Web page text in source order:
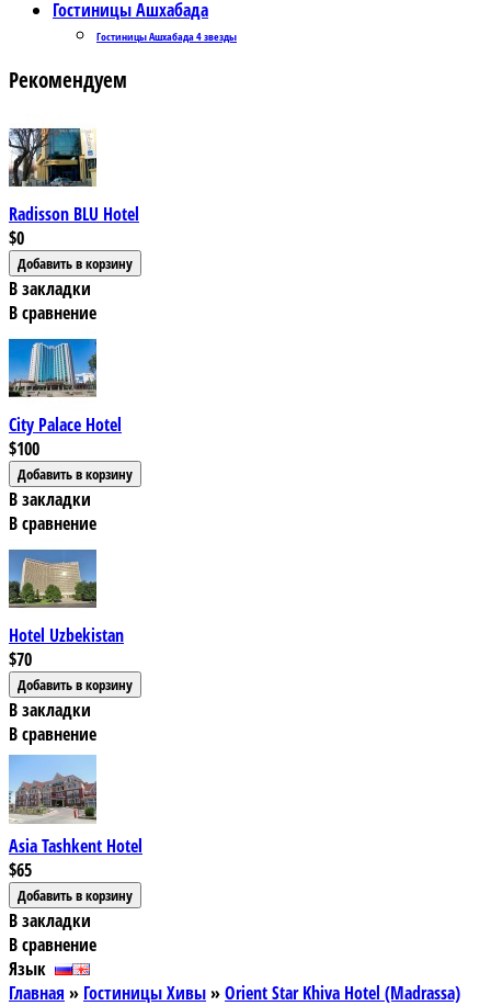
Гостиницы Ашхабада
Гостиницы Ашхабада 4 звезды
Рекомендуем
Radisson BLU Hotel
$0
В закладки
В сравнение
City Palace Hotel
$100
В закладки
В сравнение
Hotel Uzbekistan
$70
В закладки
В сравнение
Asia Tashkent Hotel
$65
В закладки
В сравнение
Язык
Главная » Гостиницы Хивы»Orient Star Khiva Hotel (Madrassa)